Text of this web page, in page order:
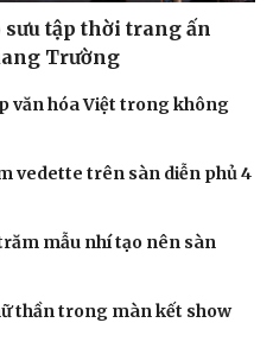
sưu tập thời trang ấn
Trường
văn hóa Việt trong không
vedette trên sàn diễn phủ 4
mẫu nhí tạo nên sàn
thần trong màn kết show